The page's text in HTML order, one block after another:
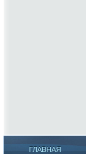
ГЛАВНАЯ